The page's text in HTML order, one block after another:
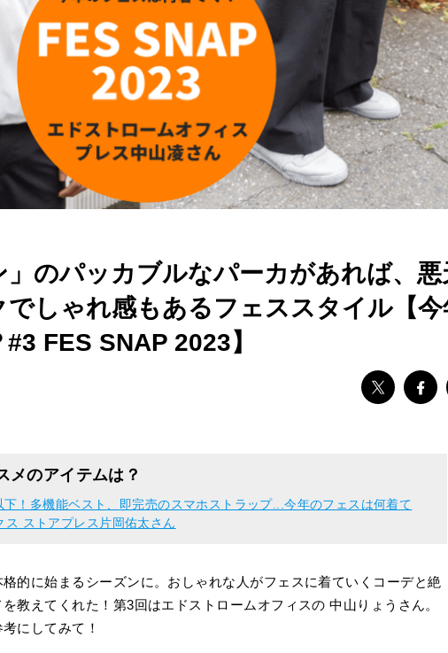
」のパッカブルなパーカがあれば、悪
しゃれ感もあるフェススタイル【今
FES SNAP 2023】
メのアイテムは？
！多機能ベスト、即完売のスマホストラップ...今年のフェスは何着て
ス ストアプレス片岡佑太さん
的に始まるシーズンに。おしゃれな人がフェスに着ていくコーデと絶
教えてくれた！第3回はエドストロームオフィスの 中山りょうさん。
にしてみて！